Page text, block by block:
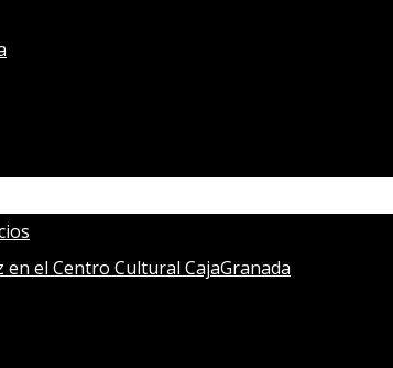
en el Centro Cultural CajaGranada